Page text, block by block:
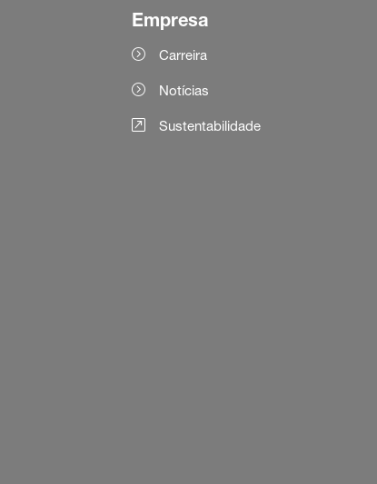
Empresa
Carreira
Notícias
Sustentabilidade